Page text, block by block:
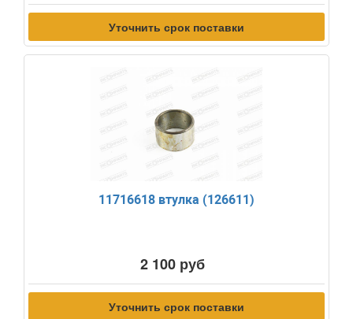
Уточнить срок поставки
11716618 втулка (126611)
2 100 руб
Уточнить срок поставки